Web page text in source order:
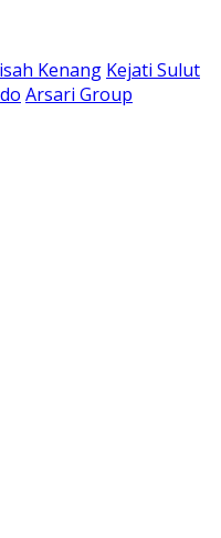
Kenang Kejati Sulut
Arsari Group